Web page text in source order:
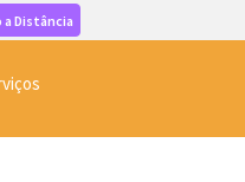
a Distância